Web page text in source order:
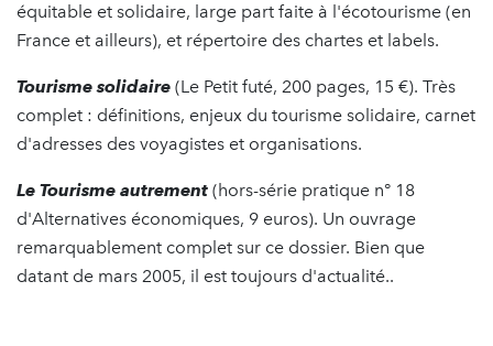
équitable et solidaire, large part faite à l'écotourisme (en
France et ailleurs), et répertoire des chartes et labels.
Tourisme solidaire (Le Petit futé, 200 pages, 15 €). Très
complet : définitions, enjeux du tourisme solidaire, carnet
d'adresses des voyagistes et organisations.
Le Tourisme autrement (hors-série pratique n° 18
d'Alternatives économiques, 9 euros). Un ouvrage
remarquablement complet sur ce dossier. Bien que
datant de mars 2005, il est toujours d'actualité..